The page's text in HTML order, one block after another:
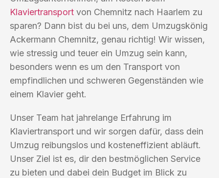
Klaviertransport von Chemnitz nach Haarlem zu
sparen? Dann bist du bei uns, dem Umzugskönig
Ackermann Chemnitz, genau richtig! Wir wissen,
wie stressig und teuer ein Umzug sein kann,
besonders wenn es um den Transport von
empfindlichen und schweren Gegenständen wie
einem Klavier geht.
Unser Team hat jahrelange Erfahrung im
Klaviertransport und wir sorgen dafür, dass dein
Umzug reibungslos und kosteneffizient abläuft.
Unser Ziel ist es, dir den bestmöglichen Service
zu bieten und dabei dein Budget im Blick zu